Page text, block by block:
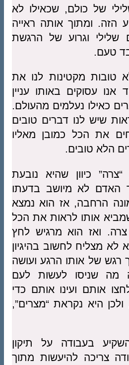
של כולם, שכאילו לא
הזה. ומתוך אותה ראייה
שלילי וגרוע של הרגשת
טעם.
טובות מקטינות לנו את
אנו עסוקים באותו עניין
כאילו נעלמים מהעולם.
שיש לנו דברים טובים
את הכל כמובן מאליו
הלא טובים.
כיוון שהיא נובעת
האדם לא מיושב בדעתו
הרחבה, אז הוא נמצא
אותו לראות את הכל
צרה. ואז הוא מרגיש לחץ
לא מצליח לחשוב בהיגיון
רגש של אותו הרגע ועושה
מה שניסו לעשות לעם
אותם ועינו אותם כדי
ולכן היא נקראת “מצרים”,
בעבודה על תיקון
צריכה להיעשות מתוך